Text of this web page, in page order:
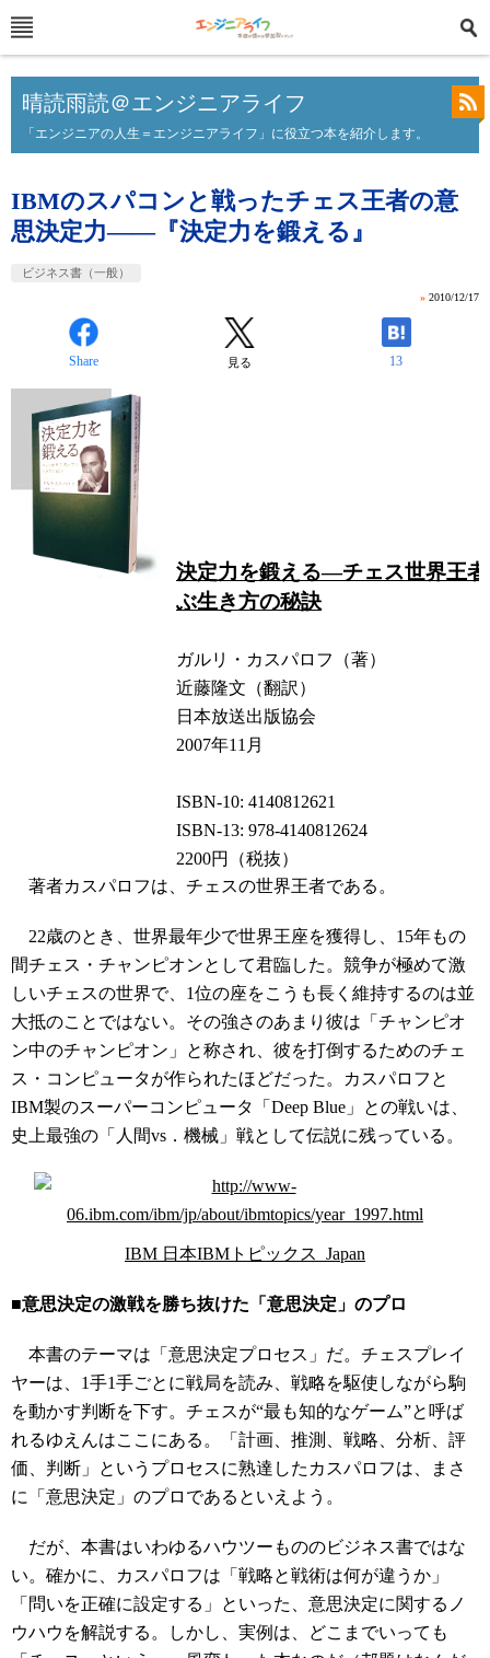
晴読雨読＠エンジニアライフ
「エンジニアの人生＝エンジニアライフ」に役立つ本を紹介します。
IBMのスパコンと戦ったチェス王者の意
思決定力――『決定力を鍛える』
ビジネス書（一般）
» 2010/12/17
Share 見る 13
決定力を鍛える―チェス世界王
ぶ生き方の秘訣
ガルリ・カスパロフ（著）
近藤隆文（翻訳）
日本放送出版協会
2007年11月
ISBN-10: 4140812621
ISBN-13: 978-4140812624
2200円（税抜）
著者カスパロフは、チェスの世界王者である。
22歳のとき、世界最年少で世界王座を獲得し、15年もの
間チェス・チャンピオンとして君臨した。競争が極めて激
しいチェスの世界で、1位の座をこうも長く維持するのは並
大抵のことではない。その強さのあまり彼は「チャンピオ
ン中のチャンピオン」と称され、彼を打倒するためのチェ
ス・コンピュータが作られたほどだった。カスパロフと
IBM製のスーパーコンピュータ「Deep Blue」との戦いは、
史上最強の「人間vs．機械」戦として伝説に残っている。
IBM 日本IBMトピックス Japan
■意思決定の激戦を勝ち抜けた「意思決定」のプロ
本書のテーマは「意思決定プロセス」だ。チェスプレイ
ヤーは、1手1手ごとに戦局を読み、戦略を駆使しながら駒
を動かす判断を下す。チェスが“最も知的なゲーム”と呼ば
れるゆえんはここにある。「計画、推測、戦略、分析、評
価、判断」というプロセスに熟達したカスパロフは、まさ
に「意思決定」のプロであるといえよう。
だが、本書はいわゆるハウツーもののビジネス書ではな
い。確かに、カスパロフは「戦略と戦術は何が違うか」
「問いを正確に設定する」といった、意思決定に関するノ
ウハウを解説する。しかし、実例は、どこまでいっても